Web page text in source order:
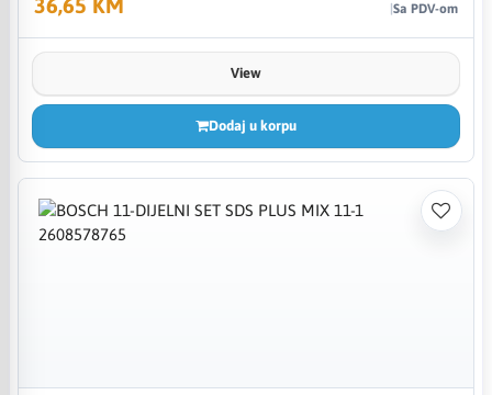
Sa PDV-om
View
Dodaj u korpu